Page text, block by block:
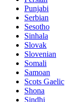
Punjabi
Serbian
Sesotho
Sinhala
Slovak
Slovenian
Somali
Samoan
Scots Gaelic
Shona
Sindhi